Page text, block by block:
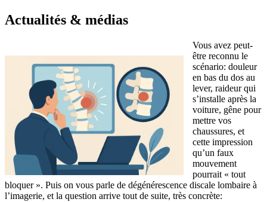
Actualités & médias
Vous avez peut-
être reconnu le
scénario: douleur
en bas du dos au
lever, raideur qui
s’installe après la
voiture, gêne pour
mettre vos
chaussures, et
cette impression
qu’un faux
mouvement
pourrait « tout
bloquer ». Puis on vous parle de dégénérescence discale lombaire à
l’imagerie, et la question arrive tout de suite, très concrète: